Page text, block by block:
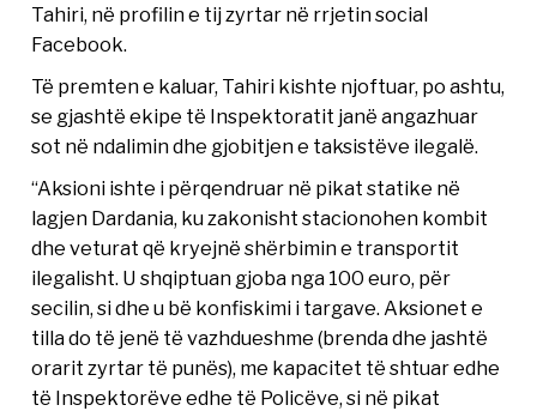
Tahiri, në profilin e tij zyrtar në rrjetin social
Facebook.
Të premten e kaluar, Tahiri kishte njoftuar, po ashtu,
se gjashtë ekipe të Inspektoratit janë angazhuar
sot në ndalimin dhe gjobitjen e taksistëve ilegalë.
“Aksioni ishte i përqendruar në pikat statike në
lagjen Dardania, ku zakonisht stacionohen kombit
dhe veturat që kryejnë shërbimin e transportit
ilegalisht. U shqiptuan gjoba nga 100 euro, për
secilin, si dhe u bë konfiskimi i targave. Aksionet e
tilla do të jenë të vazhdueshme (brenda dhe jashtë
orarit zyrtar të punës), me kapacitet të shtuar edhe
të Inspektorëve edhe të Policëve, si në pikat